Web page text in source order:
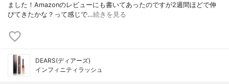
ました！Amazonのレビューにも書いてあったのですが2週間ほどで伸
びてきたかな？って感じで…続きを見る
DEARS(ディアーズ)
インフィニティラッシュ